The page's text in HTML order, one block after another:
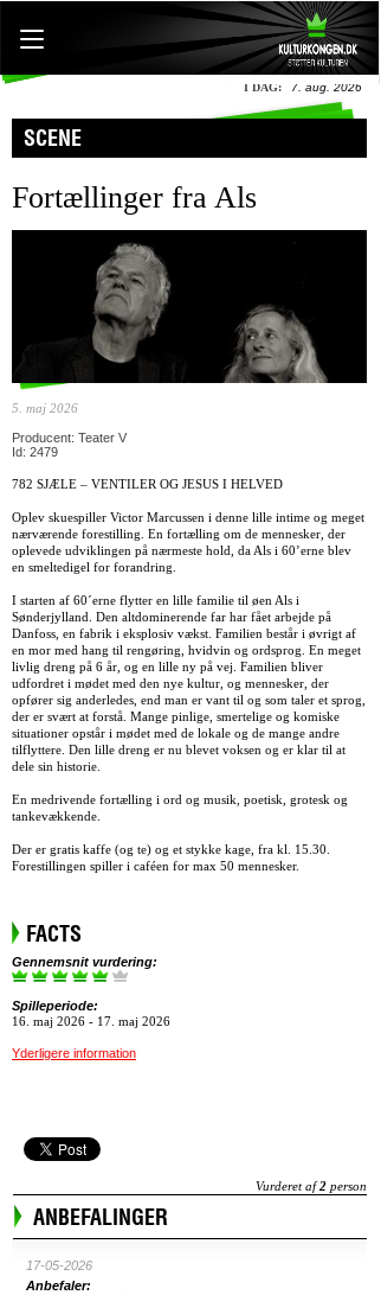
I DAG: 7. aug. 2026
SCENE
Fortællinger fra Als
5. maj 2026
Producent: Teater V
Id: 2479
782 SJÆLE – VENTILER OG JESUS I HELVED
Oplev skuespiller Victor Marcussen i denne lille intime og meget
nærværende forestilling. En fortælling om de mennesker, der
oplevede udviklingen på nærmeste hold, da Als i 60’erne blev
en smeltedigel for forandring.
I starten af 60´erne flytter en lille familie til øen Als i
Sønderjylland. Den altdominerende far har fået arbejde på
Danfoss, en fabrik i eksplosiv vækst. Familien består i øvrigt af
en mor med hang til rengøring, hvidvin og ordsprog. En meget
livlig dreng på 6 år, og en lille ny på vej. Familien bliver
udfordret i mødet med den nye kultur, og mennesker, der
opfører sig anderledes, end man er vant til og som taler et sprog,
der er svært at forstå. Mange pinlige, smertelige og komiske
situationer opstår i mødet med de lokale og de mange andre
tilflyttere. Den lille dreng er nu blevet voksen og er klar til at
dele sin historie.
En medrivende fortælling i ord og musik, poetisk, grotesk og
tankevækkende.
Der er gratis kaffe (og te) og et stykke kage, fra kl. 15.30.
Forestillingen spiller i caféen for max 50 mennesker.
FACTS
Gennemsnit vurdering:
Spilleperiode:
16. maj 2026 - 17. maj 2026
Yderligere information
Vurderet af2 person
ANBEFALINGER
17-05-2026
Anbefaler: